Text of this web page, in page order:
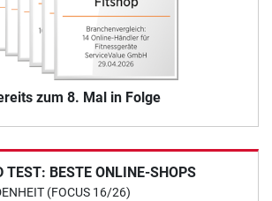
zum 8. Mal in Folge
TEST: BESTE ONLINE-SHOPS
(FOCUS 16/26)